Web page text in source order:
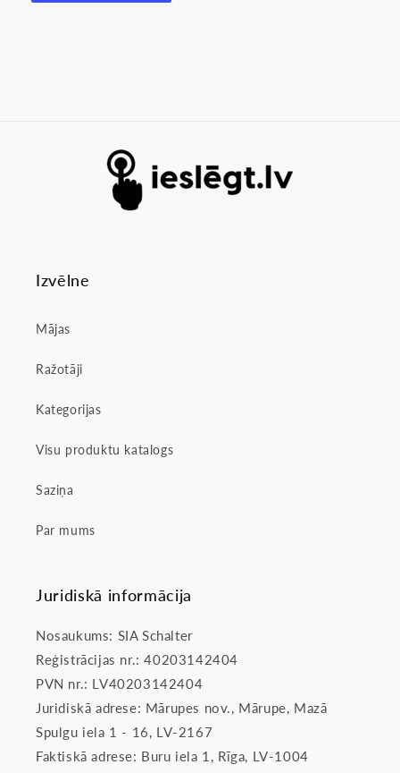
Izvēlne
Mājas
Ražotāji
Kategorijas
Visu produktu katalogs
Saziņa
Par mums
Juridiskā informācija
Nosaukums: SIA Schalter
Reģistrācijas nr.: 40203142404
PVN nr.: LV40203142404
Juridiskā adrese: Mārupes nov., Mārupe, Mazā
Spulgu iela 1 - 16, LV-2167
Faktiskā adrese: Buru iela 1, Rīga, LV-1004